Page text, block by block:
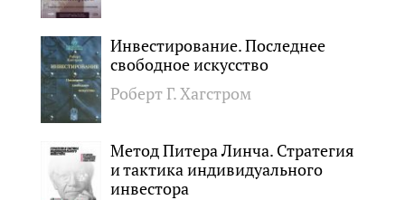
Инвестирование. Последнее
свободное искусство
Роберт Г. Хагстром
Метод Питера Линча. Стратегия
и тактика индивидуального
инвестора